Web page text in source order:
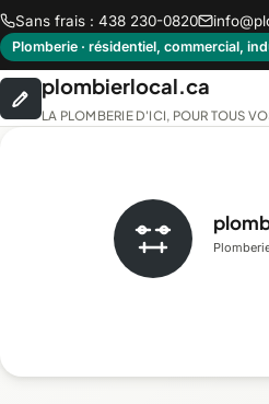
Sans frais : 438 230-0820
Plomberie · résidentiel, commercial,
plombierlocal.ca
LA PLOMBERIE D'ICI, POUR TOUS